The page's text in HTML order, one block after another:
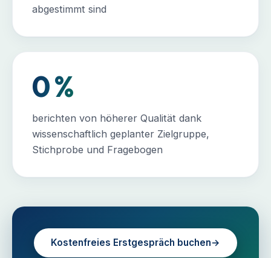
abgestimmt sind
0%
berichten von höherer Qualität dank
wissenschaftlich geplanter Zielgruppe,
Stichprobe und Fragebogen
Kostenfreies Erstgespräch buchen→